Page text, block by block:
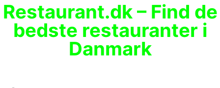
Restaurant.dk – Find de
bedste restauranter i
Danmark